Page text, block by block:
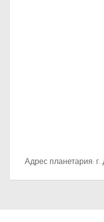
Адрес планетария: г.